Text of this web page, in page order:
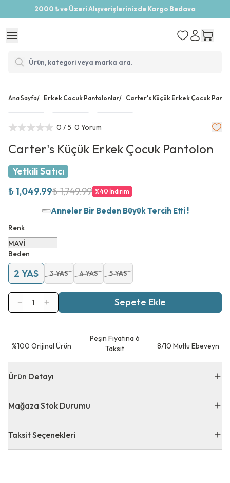
2000 ₺ ve Üzeri Alışverişlerinizde Kargo Bedava
Ana Sayfa/ Erkek Cocuk Pantolonlar/ Carter's Küçük Erkek Çocuk
0 / 5 0 Yorum
Carter's Küçük Erkek Çocuk Pantolon
Yetkili Satıcı
₺ 1,049.99₺ 1,749.99 %40 İndirim
Anneler Bir Beden Büyük Tercih Etti !
Renk
MAVİ
Beden
2 YAS 3 YAS 4 YAS 5 YAS
1 Sepete Ekle
⁠%100 Orijinal Ürün
Peşin Fiyatına 6
Taksit
8/10 Mutlu Ebeveyn
Ürün Detayı
Mağaza Stok Durumu
Taksit Seçenekleri